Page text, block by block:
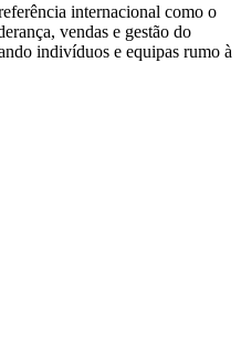
internacional como o
vendas e gestão do
indivíduos e equipas rumo à